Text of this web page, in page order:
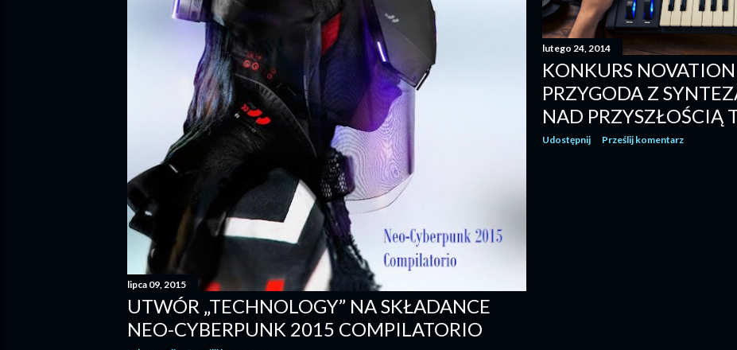
lipca 09, 2015
UTWÓR „TECHNOLOGY” NA SKŁADANCE
NEO-CYBERPUNK 2015 COMPILATORIO
lutego 24, 2014
KONKURS
PRZYGODA Z
NAD PRZYSZŁOŚCIĄ
Udostępnij Prześlij komentarz